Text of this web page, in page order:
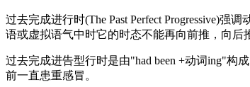
过去完成进行时(The Past Perfect Progressive)
语或虚拟语气中时它的时态不能再向前推，向后
过去完成进告型行时是由"had been +动词ing"构
前一直患重感冒。